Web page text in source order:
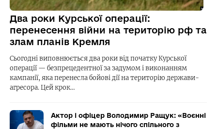
Два роки Курської операції:
перенесення війни на територію рф та
злам планів Кремля
Сьогодні виповнюється два роки від початку Курської
операції — безпрецедентної за задумом і виконанням
кампанії, яка перенесла бойові дії на територію держави-
агресора. Цей крок…
Актор і офіцер Володимир Ращук: «Воєнні
фільми не мають нічого спільного з